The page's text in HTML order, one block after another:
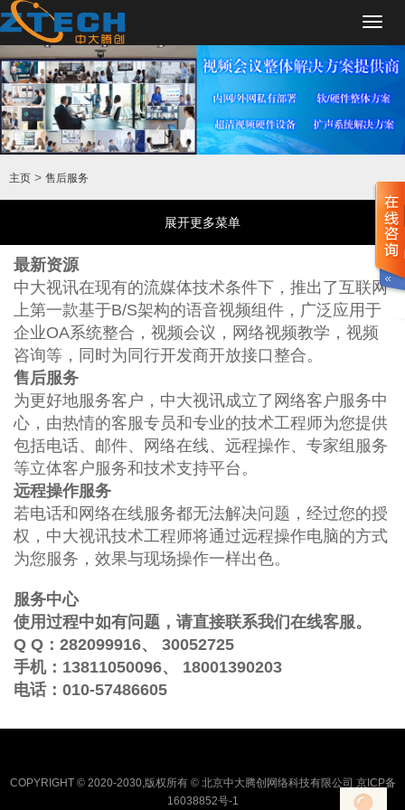
主页 > 售后服务
展开更多菜单
最新资源
中大视讯在现有的流媒体技术条件下，推出了互联网
上第一款基于B/S架构的语音视频组件，广泛应用于
企业OA系统整合，视频会议，网络视频教学，视频
咨询等，同时为同行开发商开放接口整合。
售后服务
为更好地服务客户，中大视讯成立了网络客户服务中
心，由热情的客服专员和专业的技术工程师为您提供
包括电话、邮件、网络在线、远程操作、专家组服务
等立体客户服务和技术支持平台。
远程操作服务
若电话和网络在线服务都无法解决问题，经过您的授
权，中大视讯技术工程师将通过远程操作电脑的方式
为您服务，效果与现场操作一样出色。
服务中心
使用过程中如有问题，请直接联系我们在线客服。
Q Q： 282099916、
30052725
手机： 13811050096、
18001390203
电话： 010-57486605
COPYRIGHT © 2020-2030,版权所有 © 北京中大腾创网络科技有限公司 京ICP备
16038852号-1